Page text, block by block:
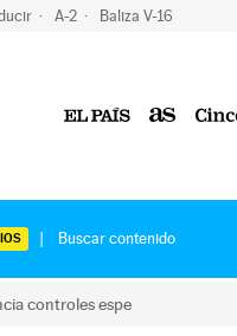
A-2 Baliza V-16
controles espe